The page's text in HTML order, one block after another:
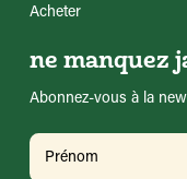
Acheter
ne manquez
Abonnez-vous à la
Nom